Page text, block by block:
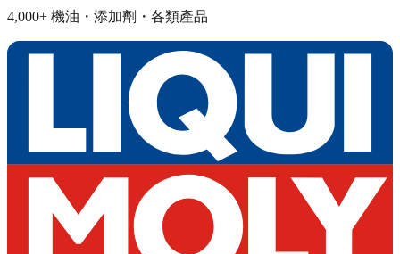
4,000+ 機油・添加劑・各類產品